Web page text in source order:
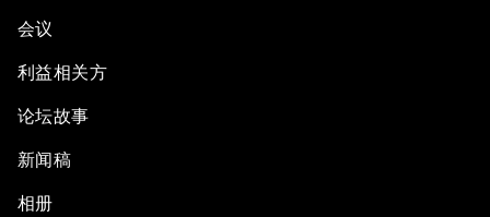
会议
利益相关方
论坛故事
新闻稿
相册